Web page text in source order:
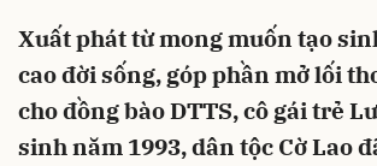
Xuất phát từ mong muốn tạo
cao đời sống, góp phần mở lối
cho đồng bào DTTS, cô gái trẻ
sinh năm 1993, dân tộc Cờ Lao